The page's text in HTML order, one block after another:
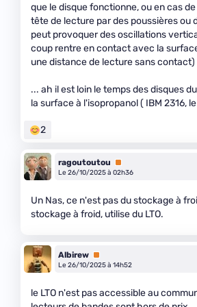
que le disque fonctionne, ou en cas
tête de lecture par des poussières ou
peut provoquer des oscillations
coup rentre en contact avec la
une distance de lecture sans contact)
... ah il est loin le temps des disques
la surface à l'isopropanol ( IBM 2316, le
2
ragoutoutou
Premium
Le 26/10/2025 à 02h36
Un Nas, ce n'est pas du stockage à
stockage à froid, utilise du LTO.
Albirew Premium
Le 26/10/2025 à 14h52
le LTO n'est pas accessible au